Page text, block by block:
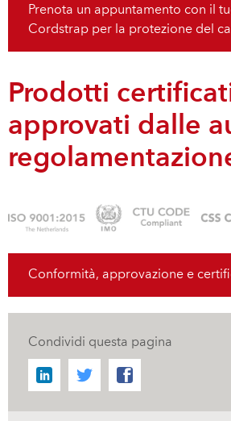
Prenota un appuntamento con il
Cordstrap per la protezione del
Prodotti
approvati dalle
Conformità, approvazione e
Condividi questa pagina